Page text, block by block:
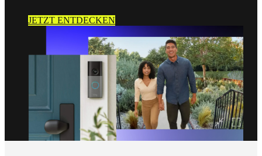
JETZT ENTDECKEN